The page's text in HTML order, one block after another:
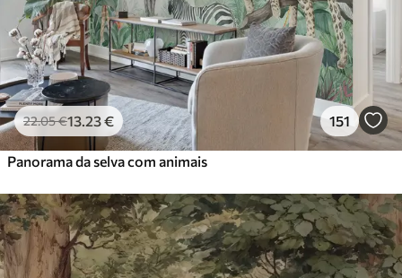
22.05€13 .23€ 151
Panorama da selva com animais